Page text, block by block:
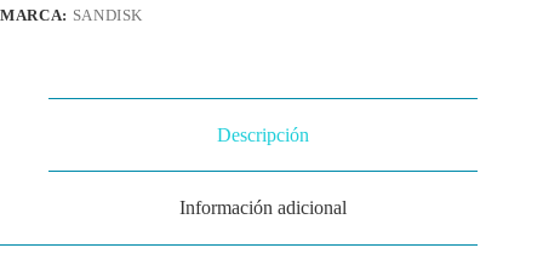
MARCA: SANDISK
Descripción
Información adicional